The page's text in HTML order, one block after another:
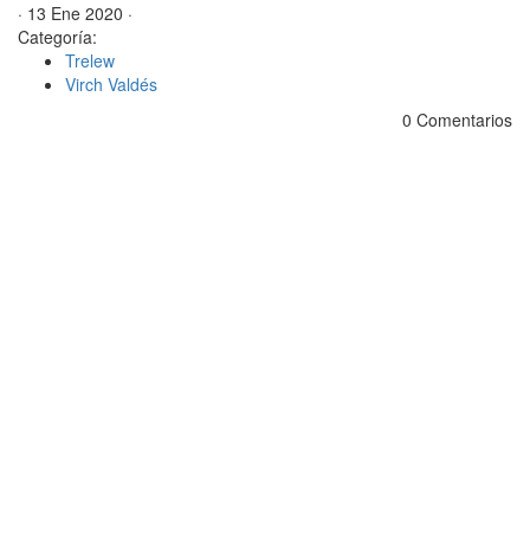
· 13 Ene 2020 ·
Categoría:
Trelew
Virch Valdés
0 Comentarios